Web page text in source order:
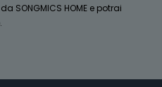
SONGMICS HOME e potrai